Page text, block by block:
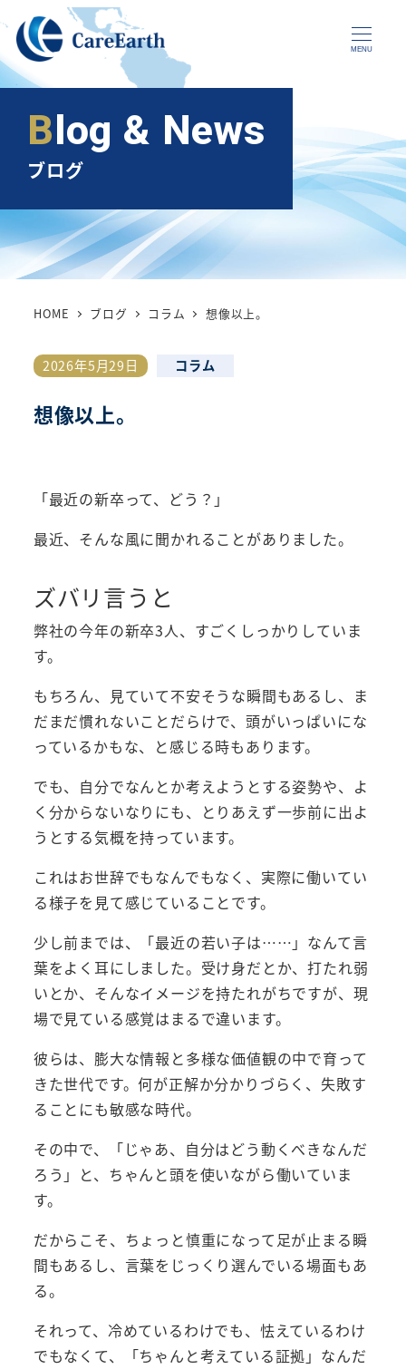
メ
イ
ン
コ
へ
移
動
MENU
Blog & News
ブログ
HOME ブログ コラム 想像以上。
想像以上。
投稿日
2026年5月29日 カテゴリー
コラム
「最近の新卒って、どう？」
最近、そんな風に聞かれることがありました。
ズバリ言うと
弊社の今年の新卒3人、すごくしっかりしていま
す。
もちろん、見ていて不安そうな瞬間もあるし、ま
だまだ慣れないことだらけで、頭がいっぱいにな
っているかもな、と感じる時もあります。
でも、自分でなんとか考えようとする姿勢や、よ
く分からないなりにも、とりあえず一歩前に出よ
うとする気概を持っています。
これはお世辞でもなんでもなく、実際に働いてい
る様子を見て感じていることです。
少し前までは、「最近の若い子は……」なんて言
葉をよく耳にしました。受け身だとか、打たれ弱
いとか、そんなイメージを持たれがちですが、現
場で見ている感覚はまるで違います。
彼らは、膨大な情報と多様な価値観の中で育って
きた世代です。何が正解か分かりづらく、失敗す
ることにも敏感な時代。
その中で、「じゃあ、自分はどう動くべきなんだ
ろう」と、ちゃんと頭を使いながら働いていま
す。
だからこそ、ちょっと慎重になって足が止まる瞬
間もあるし、言葉をじっくり選んでいる場面もあ
る。
それって、冷めているわけでも、怯えているわけ
でもなくて、「ちゃんと考えている証拠」なんだ